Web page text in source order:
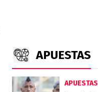
APUESTAS
APUESTAS